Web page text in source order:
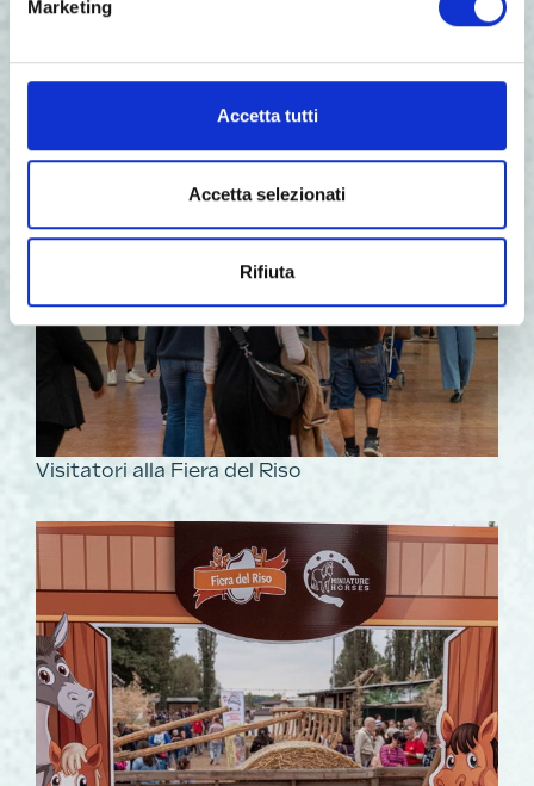
Marketing
Accetta tutti
Accetta selezionati
Rifiuta
Visitatori alla Fiera del Riso